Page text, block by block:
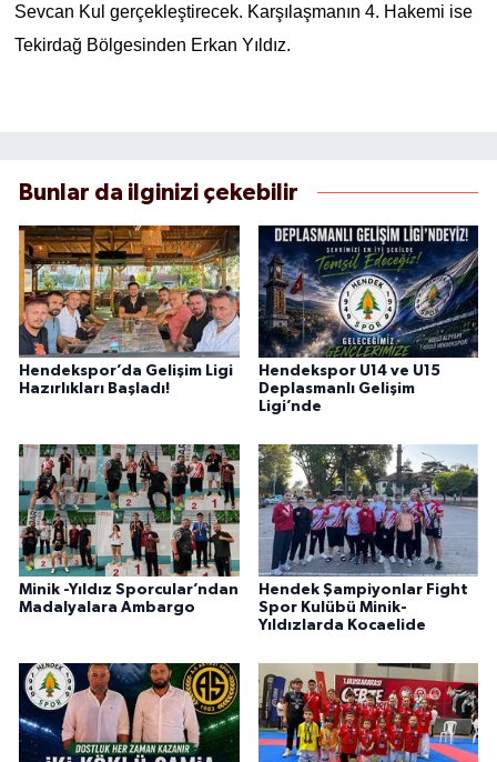
Sevcan Kul gerçekleştirecek. Karşılaşmanın 4. Hakemi ise
Tekirdağ Bölgesinden Erkan Yıldız.
Bunlar da ilginizi çekebilir
Hendekspor’da Gelişim Ligi
Hazırlıkları Başladı!
Hendekspor U14 ve U15
Deplasmanlı Gelişim
Ligi’nde
Minik -Yıldız Sporcular’ndan
Madalyalara Ambargo
Hendek Şampiyonlar Fight
Spor Kulübü Minik-
Yıldızlarda Kocaelide